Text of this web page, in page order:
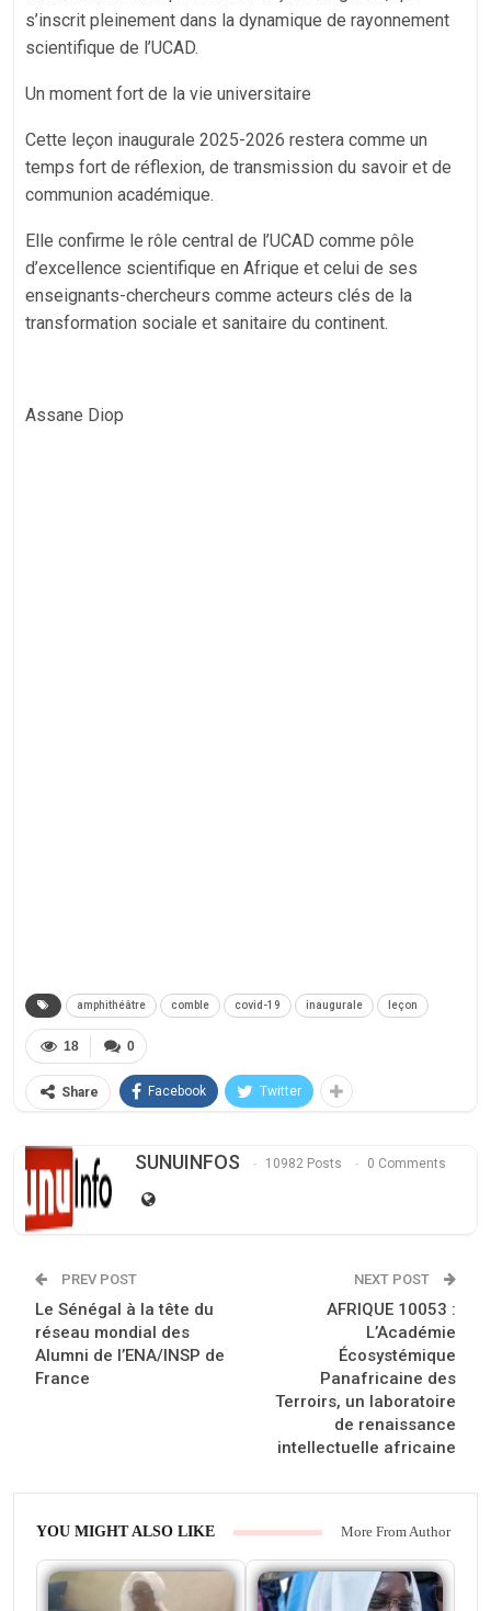
s’inscrit pleinement dans la dynamique de rayonnement
scientifique de l’UCAD.
Un moment fort de la vie universitaire
Cette leçon inaugurale 2025-2026 restera comme un
temps fort de réflexion, de transmission du savoir et de
communion académique.
Elle confirme le rôle central de l’UCAD comme pôle
d’excellence scientifique en Afrique et celui de ses
enseignants-chercheurs comme acteurs clés de la
transformation sociale et sanitaire du continent.
Assane Diop
amphithéâtre comble covid-19 inaugurale leçon
0
18
Share Facebook Twitter
SUNUINFOS 10982 Posts 0 Comments
PREV POST
Le Sénégal à la tête du
réseau mondial des
Alumni de l’ENA/INSP de
France
NEXT POST
AFRIQUE 10053 :
L’Académie
Écosystémique
Panafricaine des
Terroirs, un laboratoire
de renaissance
intellectuelle africaine
YOU MIGHT ALSO LIKE More From Author